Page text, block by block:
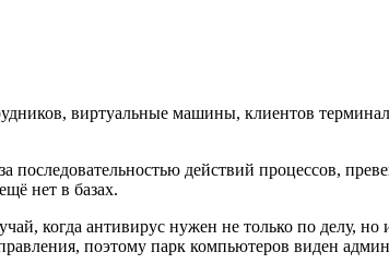
виртуальные машины, клиентов
последовательностью действий процессов,
нет в базах.
когда антивирус нужен не только по делу,
поэтому парк компьютеров виден